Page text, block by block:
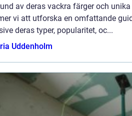
av deras vackra färger och unika
vi att utforska en omfattande
deras typer, popularitet, oc...
Uddenholm